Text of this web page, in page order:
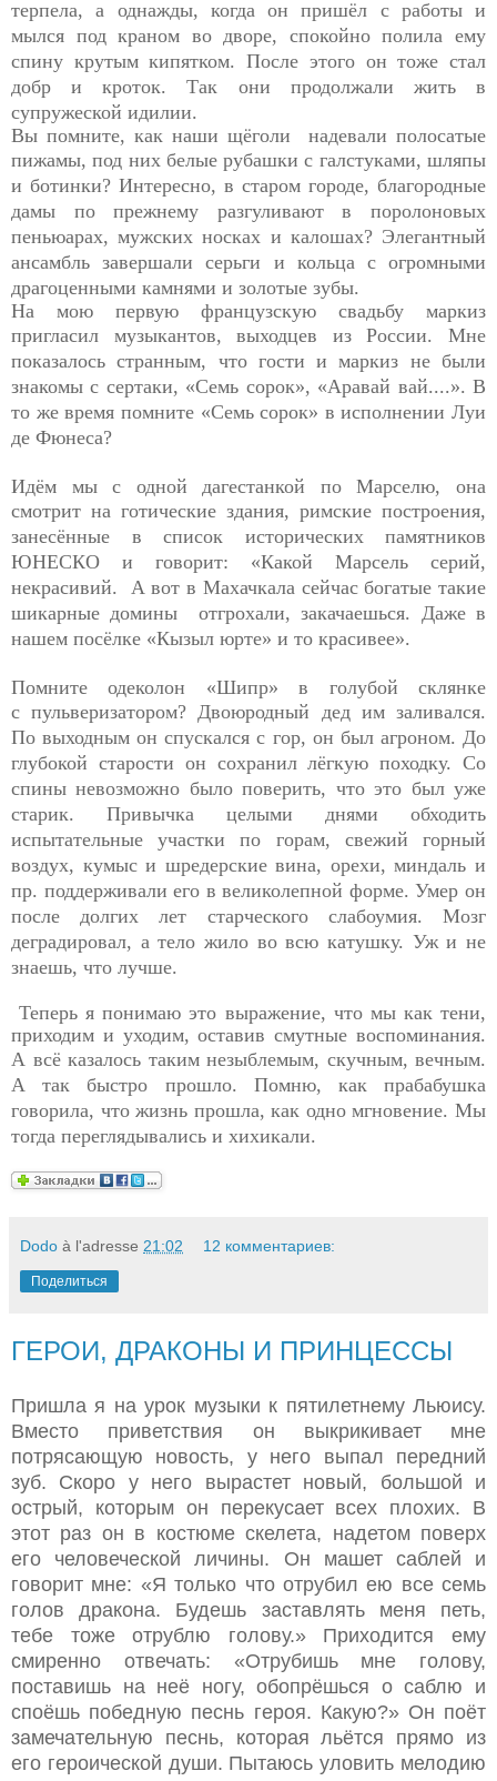
терпела, а однажды, когда он пришёл с работы и
мылся под краном во дворе, спокойно полила ему
спину крутым кипятком. После этого он тоже стал
добр и кроток. Так они продолжали жить в
супружеской идилии.
Вы помните, как наши щёголи надевали полосатые
пижамы, под них белые рубашки с галстуками, шляпы
и ботинки? Интересно, в старом городе, благородные
дамы по прежнему разгуливают в поролоновых
пеньюарах, мужских носках и калошах? Элегантный
ансамбль завершали серьги и кольца с огромными
драгоценными камнями и золотые зубы.
На мою первую французскую свадьбу маркиз
пригласил музыкантов, выходцев из России. Мне
показалось странным, что гости и маркиз не были
знакомы с сертаки, «Семь сорок», «Аравай вай....». В
то же время помните «Семь сорок» в исполнении Луи
де Фюнеса?
Идём мы с одной дагестанкой по Марселю, она
смотрит на готические здания, римские построения,
занесённые в список исторических памятников
ЮНЕСКО и говорит: «Какой Марсель серий,
некрасивий. А вот в Махачкала сейчас богатые такие
шикарные домины отгрохали, закачаешься. Даже в
нашем посёлке «Кызыл юрте» и то красивее».
Помните одеколон «Шипр» в голубой склянке
спульверизатором? Двоюродный дед им заливался.
По выходным он спускался с гор, он был агроном. До
глубокой старости он сохранил лёгкую походку. Со
спины невозможно было поверить, что это был уже
старик. Привычка целыми днями обходить
испытательные участки по горам, свежий горный
воздух, кумыс и шредерские вина, орехи, миндаль и
пр. поддерживали его в великолепной форме. Умер он
после долгих лет старческого слабоумия. Мозг
деградировал, а тело жило во всю катушку. Уж и не
знаешь, что лучше.
Теперь я понимаю это выражение, что мы как тени,
приходим и уходим, оставив смутные воспоминания.
А всё казалось таким незыблемым, скучным, вечным.
А так быстро прошло. Помню, как прабабушка
говорила, что жизнь прошла, как одно мгновение. Мы
тогда переглядывались и хихикали.
Dodo à l'adresse 21:02 12 комментариев:
Поделиться
ГЕРОИ, ДРАКОНЫ И ПРИНЦЕССЫ
Пришла я на урок музыки к пятилетнему Льюису.
Вместо приветствия он выкрикивает мне
потрясающую новость, у него выпал передний
зуб. Скоро у него вырастет новый, большой и
острый, которым он перекусает всех плохих. В
этот раз он в костюме скелета, надетом поверх
его человеческой личины. Он машет саблей и
говорит мне: «Я только что отрубил ею все семь
голов дракона. Будешь заставлять меня петь,
тебе тоже отрублю голову.» Приходится ему
смиренно отвечать: «Отрубишь мне голову,
поставишь на неё ногу, обопрёшься о саблю и
споёшь победную песнь героя. Какую?» Он поёт
замечательную песнь, которая льётся прямо из
его героической души. Пытаюсь уловить мелодию